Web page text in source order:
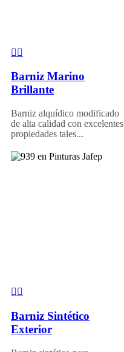
Barniz Marino
Brillante
Barniz alquídico modificado
de alta calidad con excelentes
propiedades tales...
Barniz Sintético
Exterior